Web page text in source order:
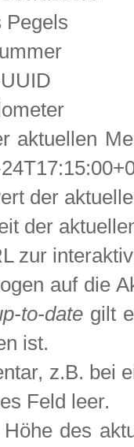
Pegels
aktuellen
der
der
zur
auf die
to-date gilt
ist.
z.B. bei
Feld leer.
des